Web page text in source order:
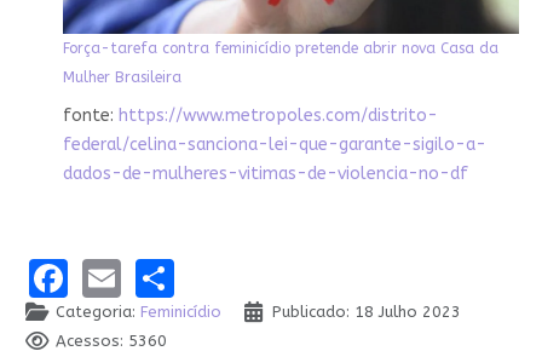
Força-tarefa contra feminicídio pretende abrir nova Casa da
Mulher Brasileira
fonte: https://www.metropoles.com/distrito-
federal/celina-sanciona-lei-que-garante-sigilo-a-
dados-de-mulheres-vitimas-de-violencia-no-df
Facebook
EmailShare
Categoria: Feminicídio
Publicado: 18 Julho 2023
Acessos: 5360